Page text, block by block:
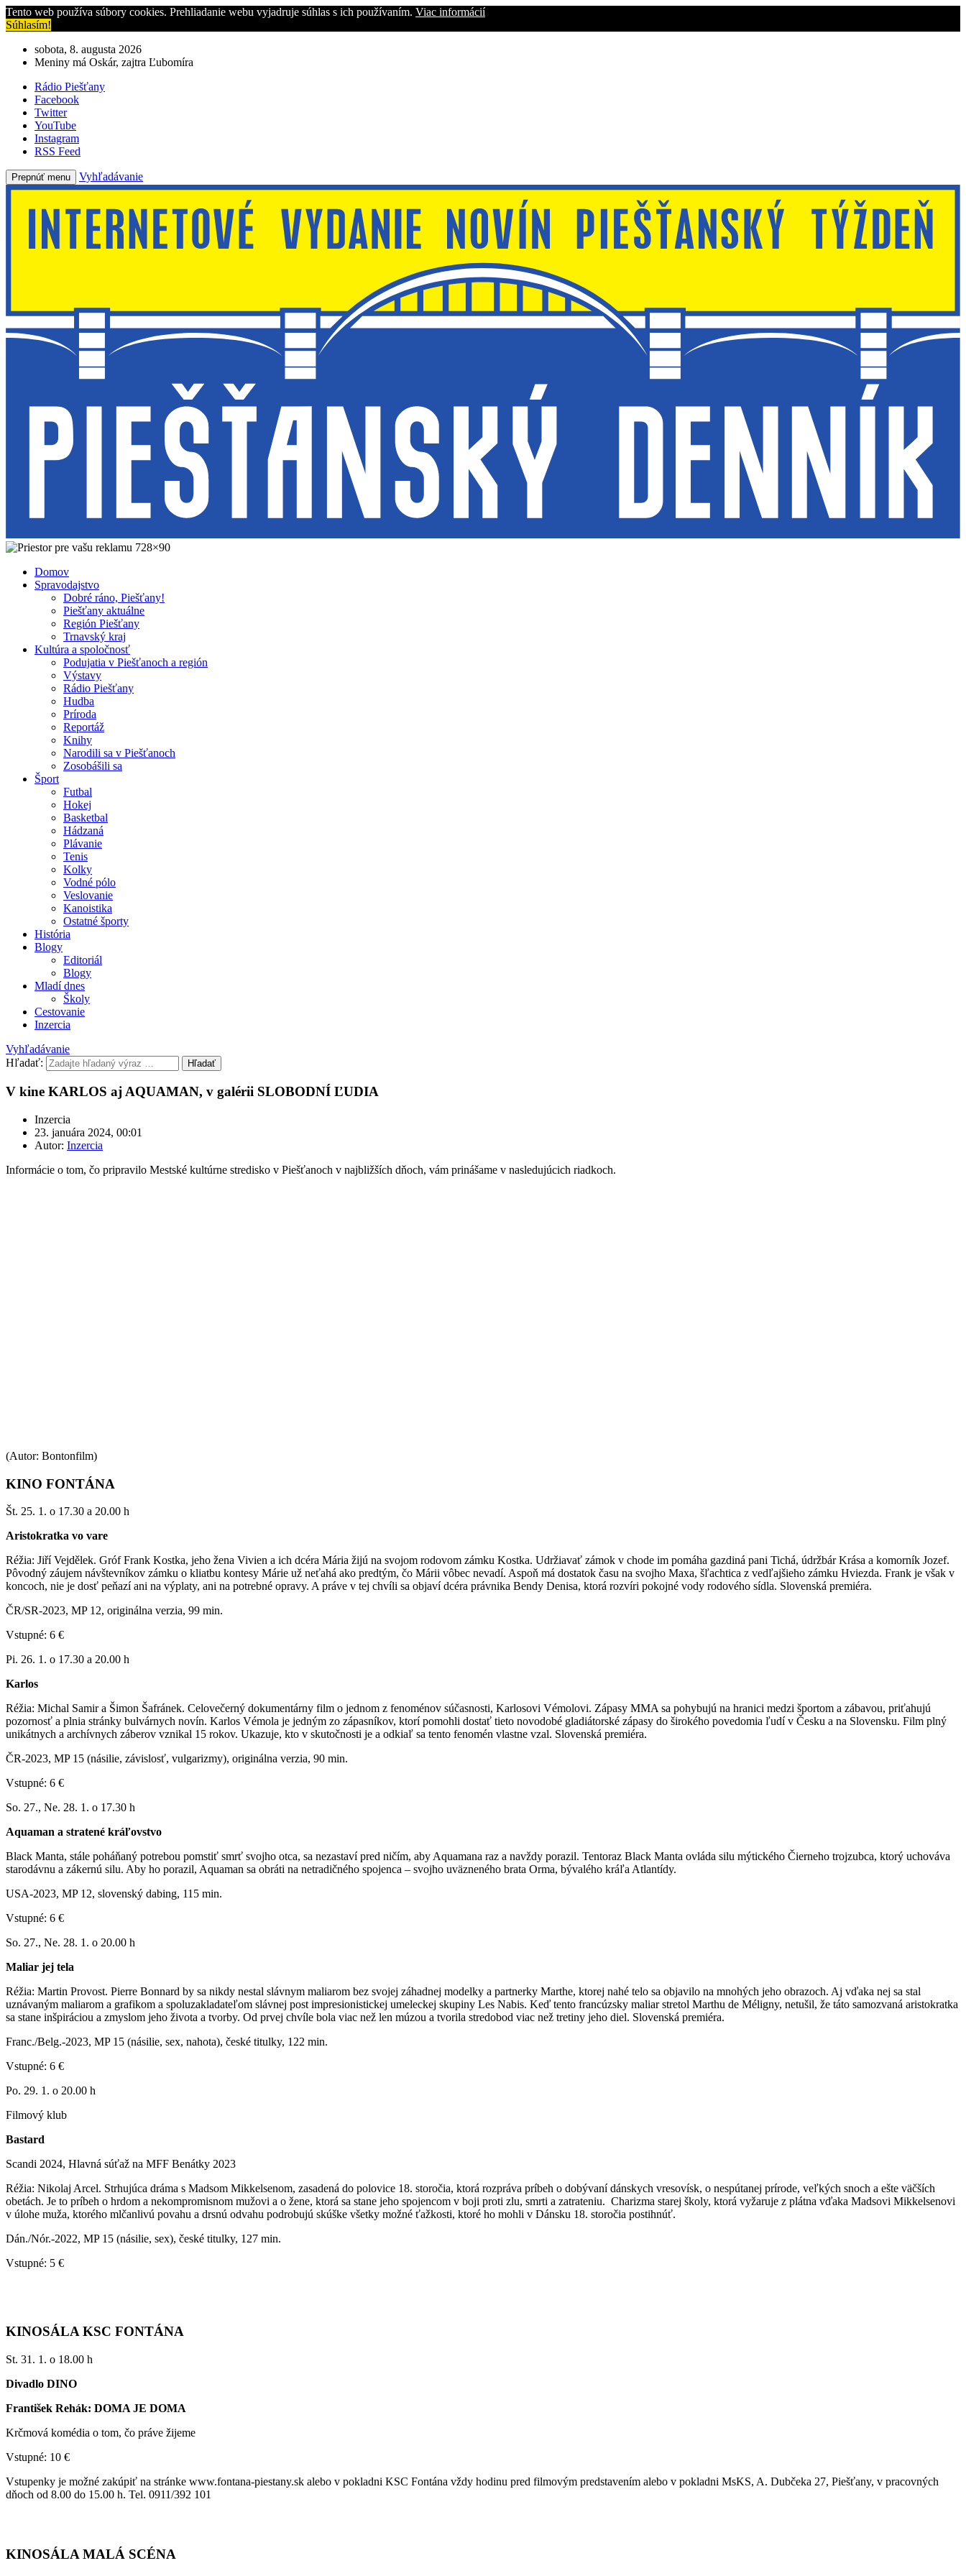
Tento web používa súbory cookies. Prehliadanie webu vyjadruje súhlas s ich používaním. Viac informácií
Súhlasím!
sobota, 8. augusta 2026
Meniny má Oskár, zajtra Ľubomíra
Rádio Piešťany
Facebook
Twitter
YouTube
Instagram
RSS Feed
Prepnúť menu Vyhľadávanie
Domov
Spravodajstvo
Dobré ráno, Piešťany!
Piešťany aktuálne
Región Piešťany
Trnavský kraj
Kultúra a spoločnosť
Podujatia v Piešťanoch a región
Výstavy
Rádio Piešťany
Hudba
Príroda
Reportáž
Knihy
Narodili sa v Piešťanoch
Zosobášili sa
Šport
Futbal
Hokej
Basketbal
Hádzaná
Plávanie
Tenis
Kolky
Vodné pólo
Veslovanie
Kanoistika
Ostatné športy
História
Blogy
Editoriál
Blogy
Mladí dnes
Školy
Cestovanie
Inzercia
Vyhľadávanie
Hľadať:
Hľadať
V kine KARLOS aj AQUAMAN, v galérii SLOBODNÍ ĽUDIA
Inzercia
23. januára 2024, 00:01
Autor: Inzercia
Informácie o tom, čo pripravilo Mestské kultúrne stredisko v Piešťanoch v najbližších dňoch, vám prinášame v nasledujúcich riadkoch.
(Autor: Bontonfilm)
KINO FONTÁNA
Št. 25. 1. o 17.30 a 20.00 h
Aristokratka vo vare
Réžia: Jiří Vejdělek. Gróf Frank Kostka, jeho žena Vivien a ich dcéra Mária žijú na svojom rodovom zámku Kostka. Udržiavať zámok v chode im pomáha gazdiná pani Tichá, údržbár Krása a komorník Jozef.
Pôvodný záujem návštevníkov zámku o kliatbu kontesy Márie už neťahá ako predtým, čo Márii vôbec nevadí. Aspoň má dostatok času na svojho Maxa, šľachtica z vedľajšieho zámku Hviezda. Frank je však v
koncoch, nie je dosť peňazí ani na výplaty, ani na potrebné opravy. A práve v tej chvíli sa objaví dcéra právnika Bendy Denisa, ktorá rozvíri pokojné vody rodového sídla. Slovenská premiéra.
ČR/SR-2023, MP 12, originálna verzia, 99 min.
Vstupné: 6 €
Pi. 26. 1. o 17.30 a 20.00 h
Karlos
Réžia: Michal Samir a Šimon Šafránek. Celovečerný dokumentárny film o jednom z fenoménov súčasnosti, Karlosovi Vémolovi. Zápasy MMA sa pohybujú na hranici medzi športom a zábavou, priťahujú
pozornosť a plnia stránky bulvárnych novín. Karlos Vémola je jedným zo zápasníkov, ktorí pomohli dostať tieto novodobé gladiátorské zápasy do širokého povedomia ľudí v Česku a na Slovensku. Film plný
unikátnych a archívnych záberov vznikal 15 rokov. Ukazuje, kto v skutočnosti je a odkiaľ sa tento fenomén vlastne vzal. Slovenská premiéra.
ČR-2023, MP 15 (násilie, závislosť, vulgarizmy), originálna verzia, 90 min.
Vstupné: 6 €
So. 27., Ne. 28. 1. o 17.30 h
Aquaman a stratené kráľovstvo
Black Manta, stále poháňaný potrebou pomstiť smrť svojho otca, sa nezastaví pred ničím, aby Aquamana raz a navždy porazil. Tentoraz Black Manta ovláda silu mýtického Čierneho trojzubca, ktorý uchováva
starodávnu a zákernú silu. Aby ho porazil, Aquaman sa obráti na netradičného spojenca – svojho uväzneného brata Orma, bývalého kráľa Atlantídy.
USA-2023, MP 12, slovenský dabing, 115 min.
Vstupné: 6 €
So. 27., Ne. 28. 1. o 20.00 h
Maliar jej tela
Réžia: Martin Provost. Pierre Bonnard by sa nikdy nestal slávnym maliarom bez svojej záhadnej modelky a partnerky Marthe, ktorej nahé telo sa objavilo na mnohých jeho obrazoch. Aj vďaka nej sa stal
uznávaným maliarom a grafikom a spoluzakladateľom slávnej post impresionistickej umeleckej skupiny Les Nabis. Keď tento francúzsky maliar stretol Marthu de Méligny, netušil, že táto samozvaná aristokratka
sa stane inšpiráciou a zmyslom jeho života a tvorby. Od prvej chvíle bola viac než len múzou a tvorila stredobod viac než tretiny jeho diel. Slovenská premiéra.
Franc./Belg.-2023, MP 15 (násilie, sex, nahota), české titulky, 122 min.
Vstupné: 6 €
Po. 29. 1. o 20.00 h
Filmový klub
Bastard
Scandi 2024, Hlavná súťaž na MFF Benátky 2023
Réžia: Nikolaj Arcel. Strhujúca dráma s Madsom Mikkelsenom, zasadená do polovice 18. storočia, ktorá rozpráva príbeh o dobývaní dánskych vresovísk, o nespútanej prírode, veľkých snoch a ešte väčších
obetách. Je to príbeh o hrdom a nekompromisnom mužovi a o žene, ktorá sa stane jeho spojencom v boji proti zlu, smrti a zatrateniu. Charizma starej školy, ktorá vyžaruje z plátna vďaka Madsovi Mikkelsenovi
v úlohe muža, ktorého mlčanlivú povahu a drsnú odvahu podrobujú skúške všetky možné ťažkosti, ktoré ho mohli v Dánsku 18. storočia postihnúť.
Dán./Nór.-2022, MP 15 (násilie, sex), české titulky, 127 min.
Vstupné: 5 €
KINOSÁLA KSC FONTÁNA
St. 31. 1. o 18.00 h
Divadlo DINO
František Rehák: DOMA JE DOMA
Krčmová komédia o tom, čo práve žijeme
Vstupné: 10 €
Vstupenky je možné zakúpiť na stránke www.fontana-piestany.sk alebo v pokladni KSC Fontána vždy hodinu pred filmovým predstavením alebo v pokladni MsKS, A. Dubčeka 27, Piešťany, v pracovných
dňoch od 8.00 do 15.00 h. Tel. 0911/392 101
KINOSÁLA MALÁ SCÉNA